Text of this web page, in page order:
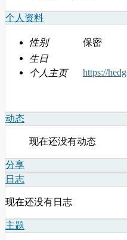
个人资料
性别
保密
生日
个人主页
https://
动态
现在还没有动态
分享
日志
现在还没有日志
主题